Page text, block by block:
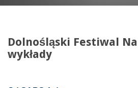
Dolnośląski Festiwal
wykłady